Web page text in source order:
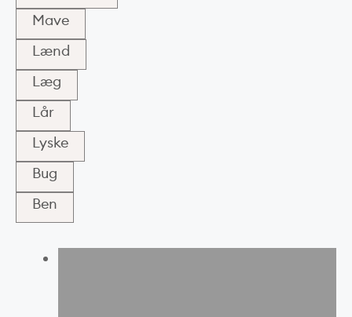
Mave
Lænd
Læg
Lår
Lyske
Bug
Ben